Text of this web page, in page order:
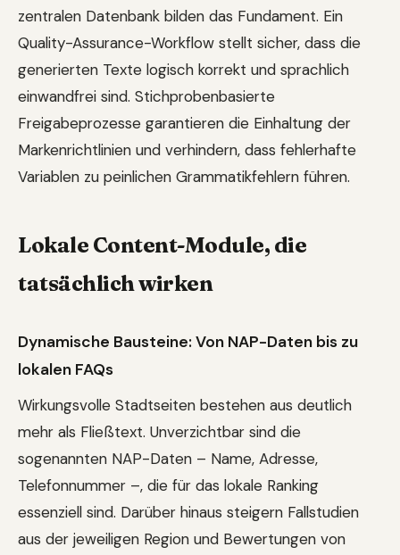
zentralen Datenbank bilden das Fundament. Ein
Quality-Assurance-Workflow stellt sicher, dass die
generierten Texte logisch korrekt und sprachlich
einwandfrei sind. Stichprobenbasierte
Freigabeprozesse garantieren die Einhaltung der
Markenrichtlinien und verhindern, dass fehlerhafte
Variablen zu peinlichen Grammatikfehlern führen.
Lokale Content-Module, die
tatsächlich wirken
Dynamische Bausteine: Von NAP-Daten bis zu
lokalen FAQs
Wirkungsvolle Stadtseiten bestehen aus deutlich
mehr als Fließtext. Unverzichtbar sind die
sogenannten NAP-Daten – Name, Adresse,
Telefonnummer –, die für das lokale Ranking
essenziell sind. Darüber hinaus steigern Fallstudien
aus der jeweiligen Region und Bewertungen von